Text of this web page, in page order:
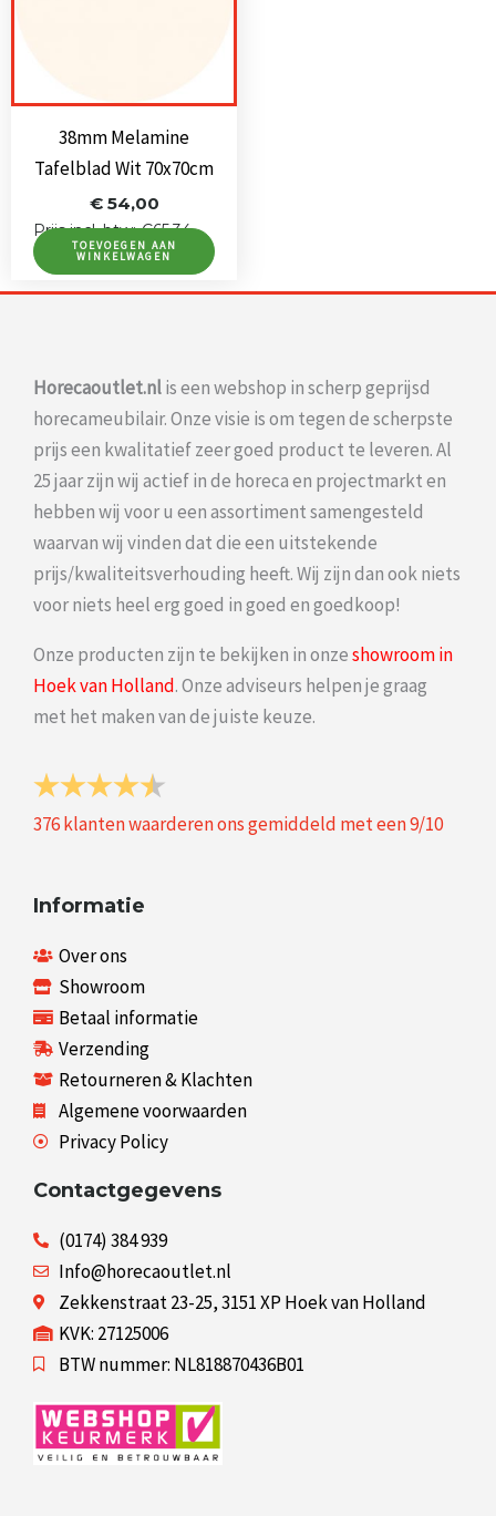
38mm Melamine
Tafelblad Wit 70x70cm
€54,00
Prijs incl. btw: €65,34
TOEVOEGEN AAN
WINKELWAGEN
Horecaoutlet.nlis een webshop in scherp geprijsd
horecameubilair. Onze visie is om tegen de scherpste
prijs een kwalitatief zeer goed product te leveren. Al
25 jaar zijn wij actief in de horeca en projectmarkt en
hebben wij voor u een assortiment samengesteld
waarvan wij vinden dat die een uitstekende
prijs/kwaliteitsverhouding heeft. Wij zijn dan ook niets
voor niets heel erg goed in goed en goedkoop!
Onze producten zijn te bekijken in onzeshowroom in
Hoek van Holland. Onze adviseurs helpen je graag
met het maken van de juiste keuze.
376klanten waarderen ons gemiddeld met een9/10
Informatie
Over ons
Showroom
Betaal informatie
Verzending
Retourneren & Klachten
Algemene voorwaarden
Privacy Policy
Contactgegevens
(0174) 384 939
Info@horecaoutlet.nl
Zekkenstraat 23-25, 3151 XP Hoek van Holland
KVK: 27125006
BTW nummer: NL818870436B01